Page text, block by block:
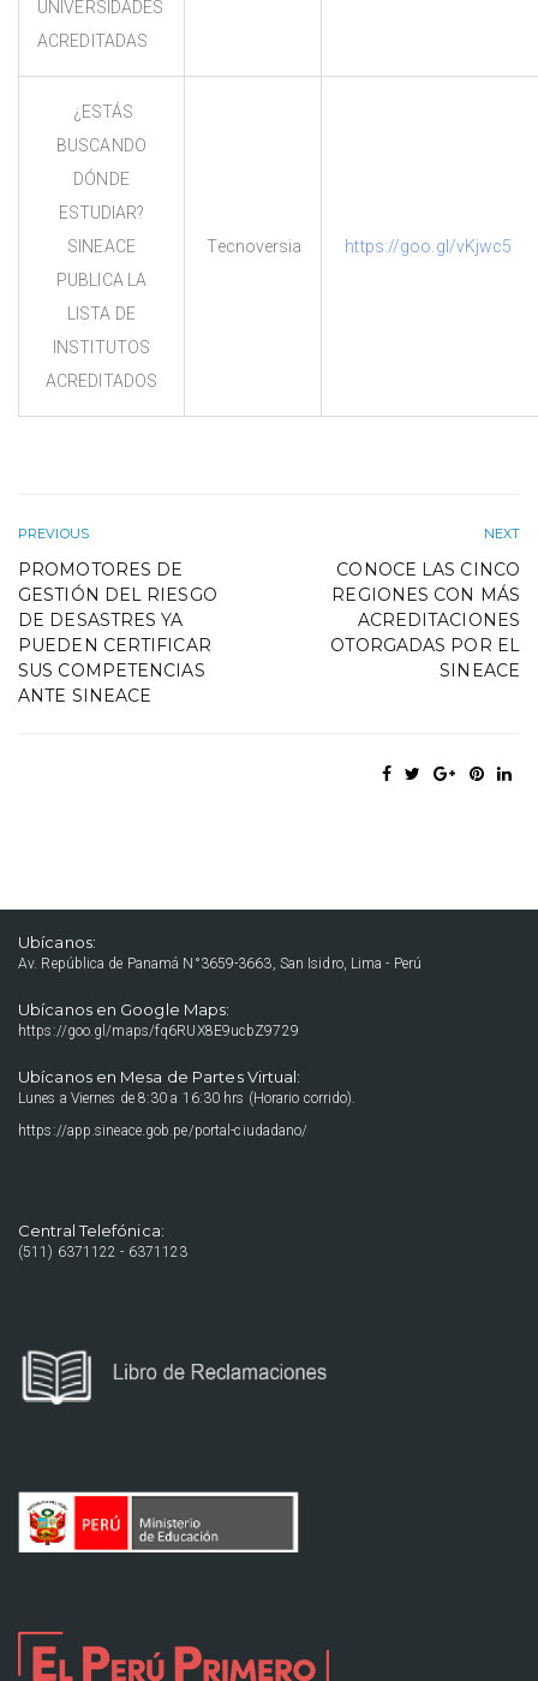
UNIVERSIDADES
ACREDITADAS
¿ESTÁS
BUSCANDO
DÓNDE
ESTUDIAR?
SINEACE
PUBLICA LA
LISTA DE
INSTITUTOS
ACREDITADOS
Tecnoversia https://goo.gl/vKjwc5
PREVIOUS
PROMOTORES DE
GESTIÓN DEL RIESGO
DE DESASTRES YA
PUEDEN CERTIFICAR
SUS COMPETENCIAS
ANTE SINEACE
NEXT
CONOCE LAS CINCO
REGIONES CON MÁS
ACREDITACIONES
OTORGADAS POR EL
SINEACE
Ubícanos:
Av. República de Panamá N°3659-3663, San Isidro, Lima - Perú
Ubícanos en Google Maps:
https://goo.gl/maps/fq6RUX8E9ucbZ9729
Ubícanos en Mesa de Partes Virtual:
Lunes a Viernes de 8:30 a 16:30 hrs (Horario corrido).
https://app.sineace.gob.pe/portal-ciudadano/
Central Telefónica:
(511) 6371122 - 6371123